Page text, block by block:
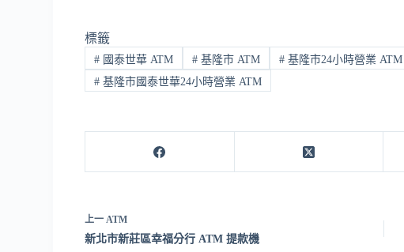
標籤
# 國泰世華 ATM #基隆市 ATM #基隆市24小時營業 ATM
# 基隆市國泰世華24小時營業 ATM
上一ATM
新北市新莊區幸福分行 ATM 提款機